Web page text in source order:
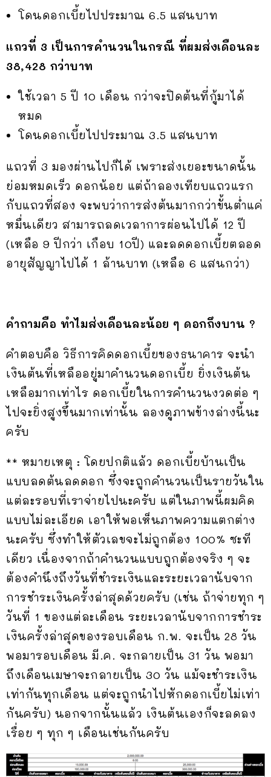
โดนดอกเบี้ยไปประมาณ 6.5 แสนบาท
แถวที่ 3 เป็นการคำนวนในกรณี ที่ผมส่งเดือนละ
38,428 กว่าบาท
ใช้เวลา 5 ปี 10 เดือน กว่าจะปิดต้นที่กู้มาได้
หมด
โดนดอกเบี้ยไปประมาณ 3.5 แสนบาท
แถวที่ 3 มองผ่านไปก็ได้ เพราะส่งเยอะขนาดนั้น
ย่อมหมดเร็ว ดอกน้อย แต่ถ้าลองเทียบแถวแรก
กับแถวที่สอง จะพบว่าการส่งต้นมากกว่าขั้นต่ำแค่
หมื่นเดียว สามารถลดเวลาการผ่อนไปได้ 12 ปี
(เหลือ 9 ปีกว่า เกือบ 10ปี) และลดดอกเบี้ยตลอด
อายุสัญญาไปได้ 1 ล้านบาท (เหลือ 6 แสนกว่า)
คำถามคือ ทำไมส่งเดือนละน้อย ๆ ดอกถึงบาน ?
คำตอบคือ วิธีการคิดดอกเบี้ยของธนาคาร จะนำ
เงินต้นที่เหลืออยู่มาคำนวนดอกเบี้ย ยิ่งเงินต้น
เหลือมากเท่าไร ดอกเบี้ยในการคำนวนงวดต่อ ๆ
ไปจะยิ่งสูงขึ้นมากเท่านั้น ลองดูภาพข้างล่างนี้นะ
ครับ
** หมายเหตุ : โดยปกติแล้ว ดอกเบี้ยบ้านเป็น
แบบลดต้นลดดอก ซึ่งจะถูกคำนวนเป็นรายวันใน
แต่ละรอบที่เราจ่ายไปนะครับ แต่ในภาพนี้ผมคิด
แบบไม่ละเอียด เอาให้พอเห็นภาพความแตกต่าง
นะครับ ซึ่งทำให้ตัวเลขจะไม่ถูกต้อง 100% ซะที
เดียว เนื่องจากถ้าคำนวนแบบถูกต้องจริง ๆ จะ
ต้องคำนึงถึงวันที่ชำระเงินและระยะเวลานับจาก
การชำระเงินครั้งล่าสุดด้วยครับ (เช่น ถ้าจ่ายทุก ๆ
วันที่ 1 ของแต่ละเดือน ระยะเวลานับจากการชำระ
เงินครั้งล่าสุดของรอบเดือน ก.พ. จะเป็น 28 วัน
พอมารอบเดือน มี.ค. จะกลายเป็น 31 วัน พอมา
ถึงเดือนเมษาจะกลายเป็น 30 วัน แม้จะชำระเงิน
เท่ากันทุกเดือน แต่จะถูกนำไปหักดอกเบี้ยไม่เท่า
กันครับ) นอกจากนั้นแล้ว เงินต้นเองก็จะลดลง
เรื่อย ๆ ทุก ๆ เดือนเช่นกันครับ